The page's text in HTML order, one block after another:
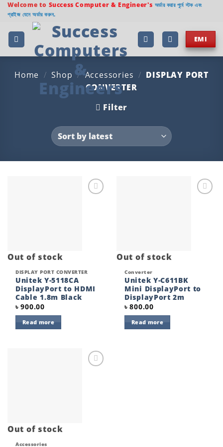
Skip
content
Welcome to Success Computer & Engineer's অর্ডার করার পূর্বে স্টক এবং
প্রাইজ যেনে অর্ডার করুন.
EMI
Home / Shop / Accessories / DISPLAY PORT
CONVERTER
Filter
Out of stock
DISPLAY PORT CONVERTER
Unitek Y-5118CA
DisplayPort to HDMI
Cable 1.8m Black
৳900.00
Read more
Out of stock
Converter
Unitek Y-C611BK
Mini DisplayPort to
DisplayPort 2m
৳800.00
Read more
Out of stock
Accessories